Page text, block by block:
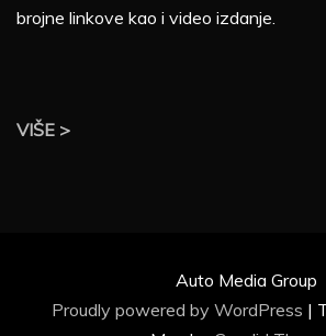
brojne linkove kao i video izdanje.
VIŠE >
Auto Media Group
Proudly powered by WordPress |